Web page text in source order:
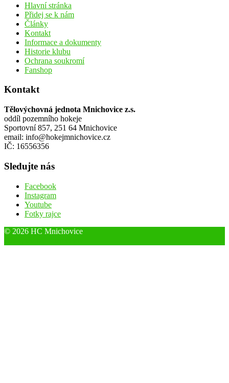
Hlavní stránka
Přidej se k nám
Články
Kontakt
Informace a dokumenty
Historie klubu
Ochrana soukromí
Fanshop
Kontakt
Tělovýchovná jednota Mnichovice z.s.
oddíl pozemního hokeje
Sportovní 857, 251 64 Mnichovice
email: info@hokejmnichovice.cz
IČ: 16556356
Sledujte nás
Facebook
Instagram
Youtube
Fotky rajce
© 2026 HC Mnichovice